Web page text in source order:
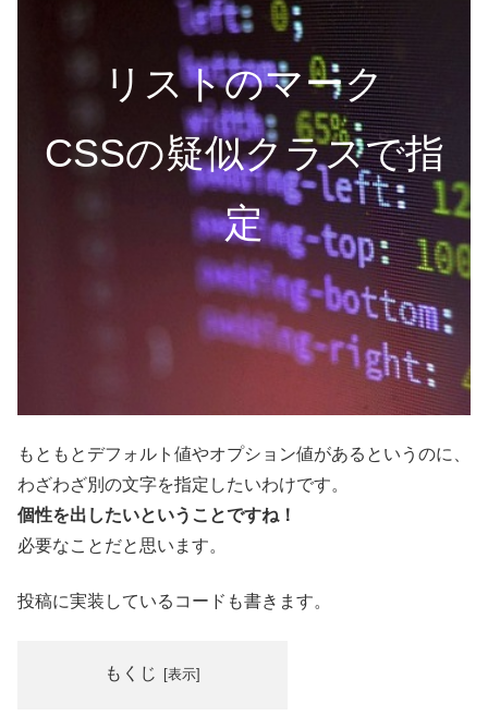
リストのマーク
CSSの疑似クラスで指
定
もともとデフォルト値やオプション値があるというのに、
わざわざ別の文字を指定したいわけです。
個性を出したいということですね！
必要なことだと思います。
投稿に実装しているコードも書きます。
もくじ